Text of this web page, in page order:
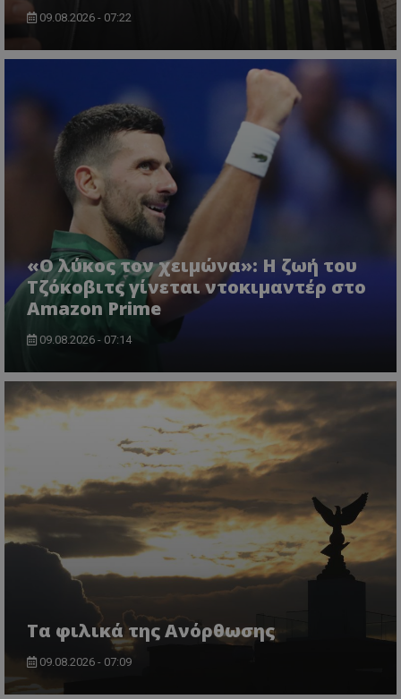
09.08.2026 - 07:22
«Ο λύκος τον χειμώνα»: Η ζωή του
Τζόκοβιτς γίνεται ντοκιμαντέρ στο
Amazon Prime
09.08.2026 - 07:14
Τα φιλικά της Ανόρθωσης
09.08.2026 - 07:09